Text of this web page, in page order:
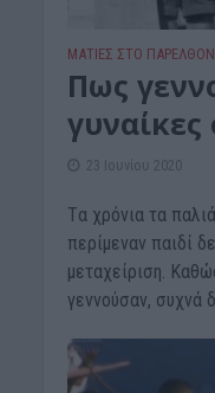
ΜΑΤΙΕΣ ΣΤΟ ΠΑΡΕΛΘΟΝ
Πως
23 Ιουνίου 2020
Tα χρόνια τα
περίμεναν παιδί
μεταχείριση.
γεννούσαν, συχνά